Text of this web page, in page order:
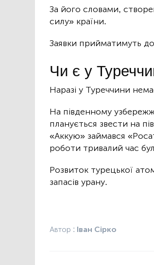
За його словами,
силу» країни.
Заявки прийматимуть
Чи є у
Наразі у Туреччини
На південному
планується звести на
«Аккую» займався
роботи тривалий час
Розвиток турецької
запасів урану.
Автор : Іван Сірко